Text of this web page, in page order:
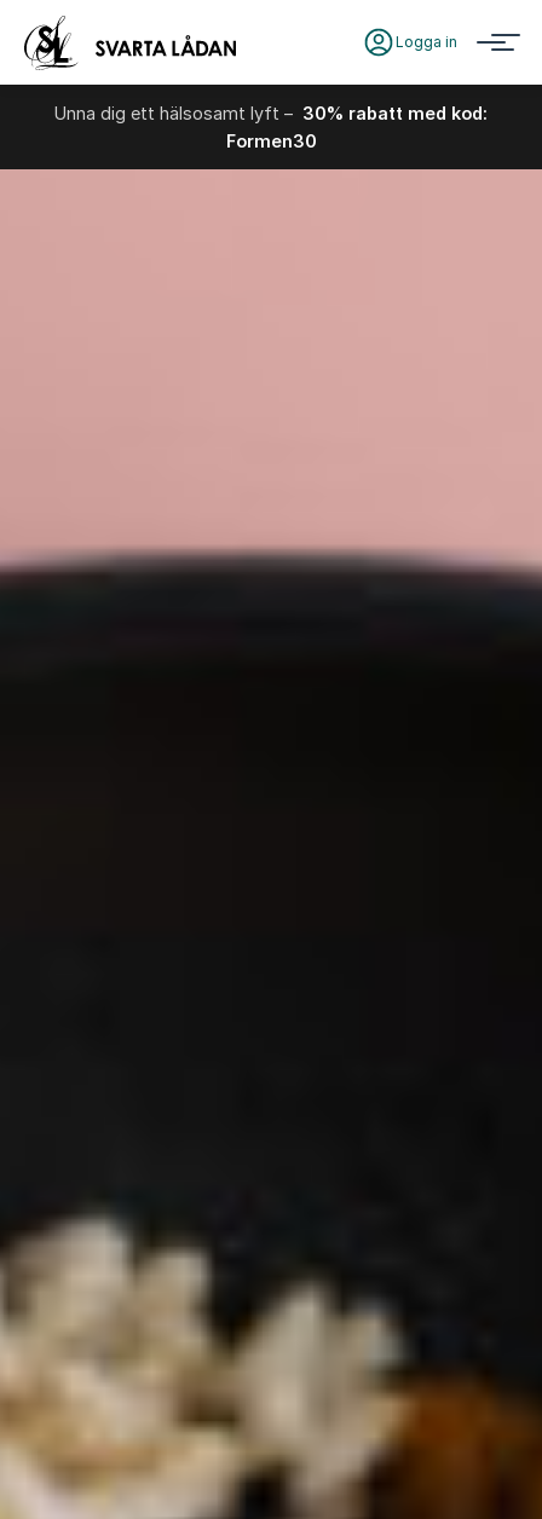
Logga in
Unna dig ett hälsosamt lyft – 30% rabatt med kod:
Formen30